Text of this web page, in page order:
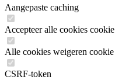
Aangepaste caching
Accepteer alle cookies cookie
Alle cookies weigeren cookie
CSRF-token